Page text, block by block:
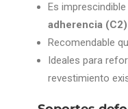
Es
adherencia (C2)
Recomendable
Ideales para
revestimiento